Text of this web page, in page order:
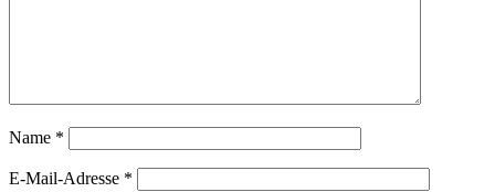
Name *
E-Mail-Adresse *